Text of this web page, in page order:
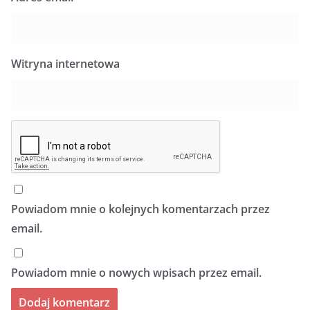
Witryna internetowa
Powiadom mnie o kolejnych komentarzach przez
email.
Powiadom mnie o nowych wpisach przez email.